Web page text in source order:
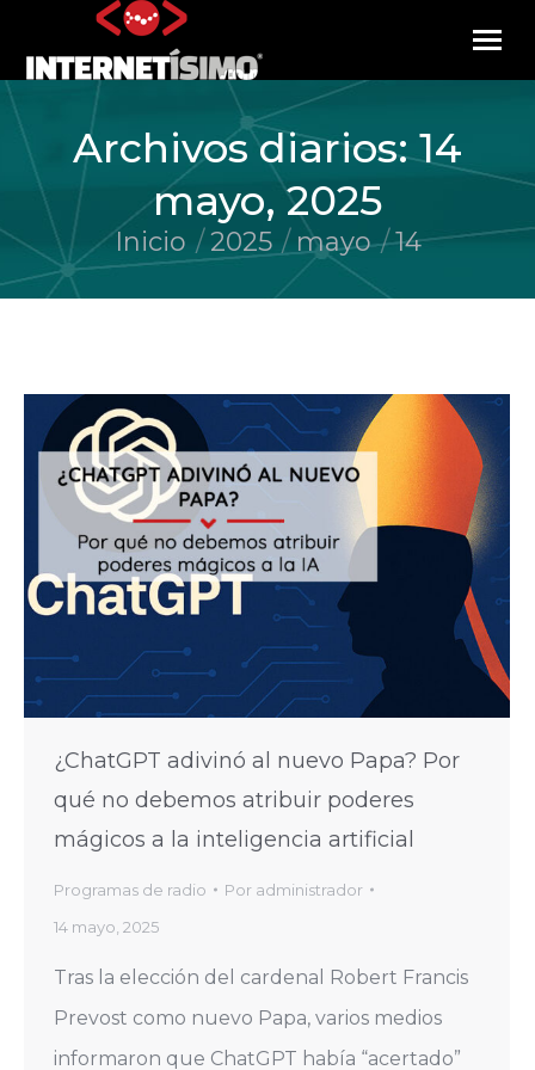
Archivos diarios:14
mayo, 2025
Estás aquí:
Inicio 2025 mayo 14
¿ChatGPT adivinó al nuevo Papa? Por
qué no debemos atribuir poderes
mágicos a la inteligencia artificial
Programas de radio Por administrador
14 mayo, 2025
Tras la elección del cardenal Robert Francis
Prevost como nuevo Papa, varios medios
informaron que ChatGPT había “acertado”